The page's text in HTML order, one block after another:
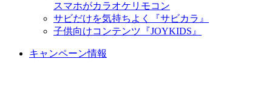
スマホがカラオケリモコン
サビだけを気持ちよく『サビカラ』
子供向けコンテンツ『JOYKIDS』
キャンペーン情報